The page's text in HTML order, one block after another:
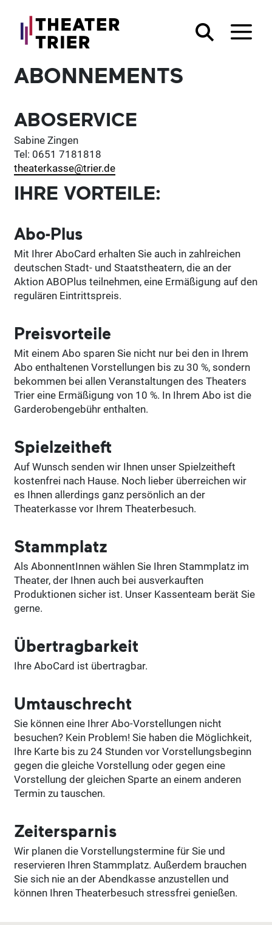
ABONNEMENTS
ABOSERVICE
Sabine Zingen
Tel: 0651 7181818
theaterkasse@trier.de
IHRE VORTEILE:
Abo-Plus
Mit Ihrer AboCard erhalten Sie auch in zahlreichen
deutschen Stadt- und Staatstheatern, die an der
Aktion ABOPlus teilnehmen, eine Ermäßigung auf den
regulären Eintrittspreis.
Preisvorteile
Mit einem Abo sparen Sie nicht nur bei den in Ihrem
Abo enthaltenen Vorstellungen bis zu 30 %, sondern
bekommen bei allen Veranstaltungen des Theaters
Trier eine Ermäßigung von 10 %. In Ihrem Abo ist die
Garderobengebühr enthalten.
Spielzeitheft
Auf Wunsch senden wir Ihnen unser Spielzeitheft
kostenfrei nach Hause. Noch lieber überreichen wir
es Ihnen allerdings ganz persönlich an der
Theaterkasse vor Ihrem Theaterbesuch.
Stammplatz
Als AbonnentInnen wählen Sie Ihren Stammplatz im
Theater, der Ihnen auch bei ausverkauften
Produktionen sicher ist. Unser Kassenteam berät Sie
gerne.
Übertragbarkeit
Ihre AboCard ist übertragbar.
Umtauschrecht
Sie können eine Ihrer Abo-Vorstellungen nicht
besuchen? Kein Problem! Sie haben die Möglichkeit,
Ihre Karte bis zu 24 Stunden vor Vorstellungsbeginn
gegen die gleiche Vorstellung oder gegen eine
Vorstellung der gleichen Sparte an einem anderen
Termin zu tauschen.
Zeitersparnis
Wir planen die Vorstellungstermine für Sie und
reservieren Ihren Stammplatz. Außerdem brauchen
Sie sich nie an der Abendkasse anzustellen und
können Ihren Theaterbesuch stressfrei genießen.